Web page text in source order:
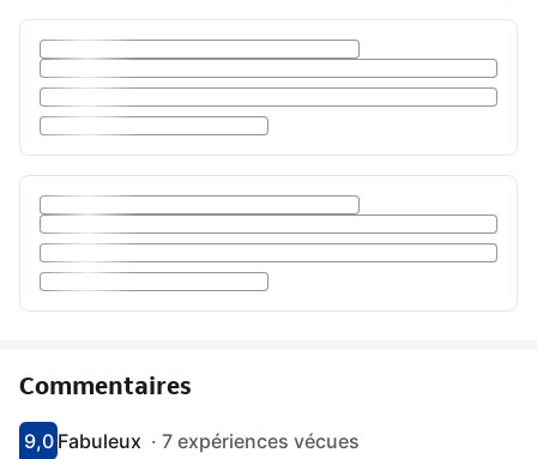
Commentaires
Avec une note de 9
9,0
fabuleuxFabuleux · 7 expériences vécues